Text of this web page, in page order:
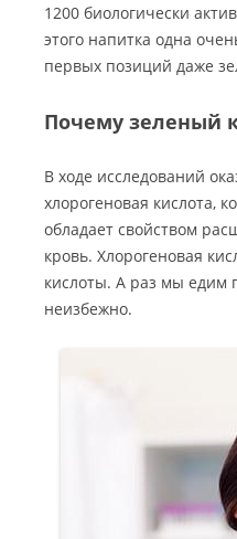
1200 биологически
этого напитка одна
первых позиций даже
Почему зеленый
В ходе исследований
хлорогеновая кислота,
обладает свойством
кровь. Хлорогеновая
кислоты. А раз мы едим
неизбежно.